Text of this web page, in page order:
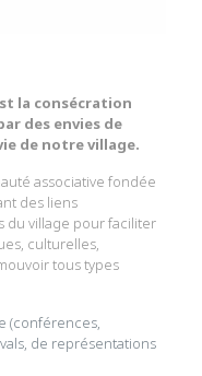
la consécration
des envies de
de notre village.
associative fondée
des liens
du village pour faciliter
culturelles,
tous types
(conférences,
de représentations